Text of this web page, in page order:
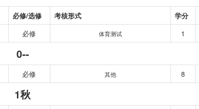
必修/选修 考核形式 学分
必修 体育测试 1
0--
必修 其他 8
1秋